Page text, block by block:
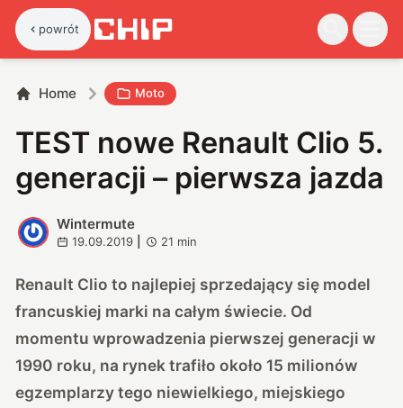
powrót
Home Moto
TEST nowe Renault Clio 5.
generacji – pierwsza jazda
W
Wintermute
19.09.2019 21 min
Renault Clio to najlepiej sprzedający się model
francuskiej marki na całym świecie. Od
momentu wprowadzenia pierwszej generacji w
1990 roku, na rynek trafiło około 15 milionów
egzemplarzy tego niewielkiego, miejskiego